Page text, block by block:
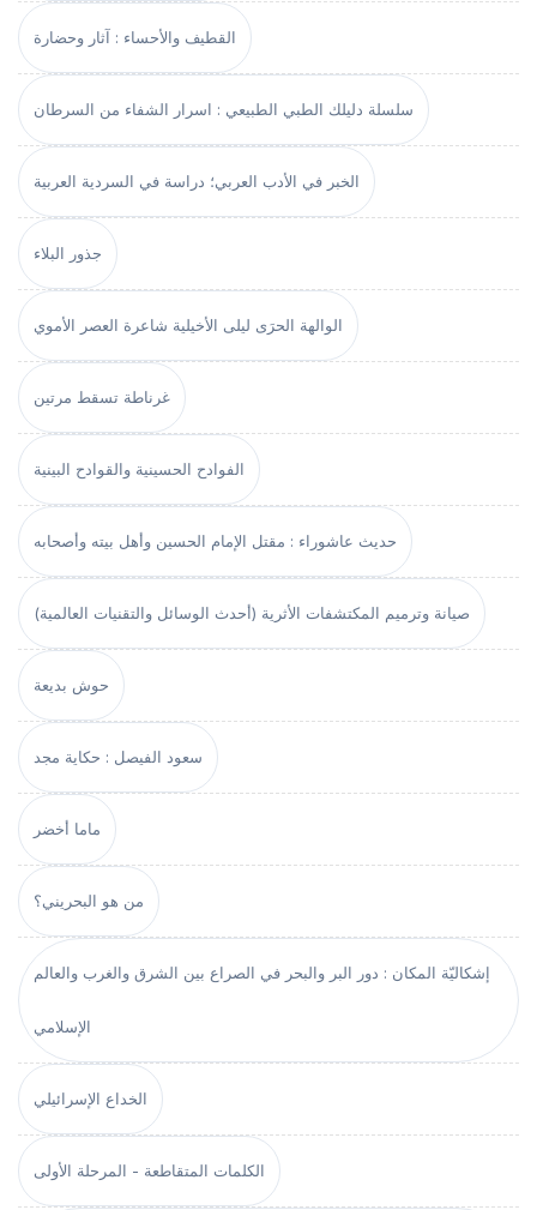
القطيف والأحساء : آثار وحضارة
سلسلة دليلك الطبي الطبيعي : اسرار الشفاء من السرطان
الخبر في الأدب العربي؛ دراسة في السردية العربية
جذور البلاء
الوالهة الحرَى ليلى الأخيلية شاعرة العصر الأموي
غرناطة تسقط مرتين
الفوادح الحسينية والقوادح البينية
حديث عاشوراء : مقتل الإمام الحسين وأهل بيته وأصحابه
صيانة وترميم المكتشفات الأثرية (أحدث الوسائل والتقنيات العالمية)
حوش بديعة
سعود الفيصل : حكاية مجد
ماما أخضر
من هو البحريني؟
إشكاليّة المكان : دور البر والبحر في الصراع بين الشرق والغرب والعالم
الإسلامي
الخداع الإسرائيلي
الكلمات المتقاطعة - المرحلة الأولى